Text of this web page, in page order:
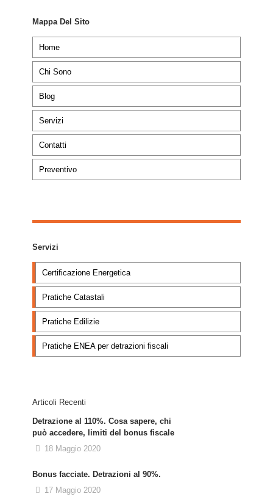
Mappa Del Sito
Home
Chi Sono
Blog
Servizi
Contatti
Preventivo
Servizi
Certificazione Energetica
Pratiche Catastali
Pratiche Edilizie
Pratiche ENEA per detrazioni fiscali
Articoli Recenti
Detrazione al 110%. Cosa sapere, chi
può accedere, limiti del bonus fiscale
18 Maggio 2020
Bonus facciate. Detrazioni al 90%.
17 Maggio 2020